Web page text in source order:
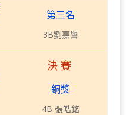
第三名
3B劉嘉譽
決賽
銅獎
4B 張皓銘